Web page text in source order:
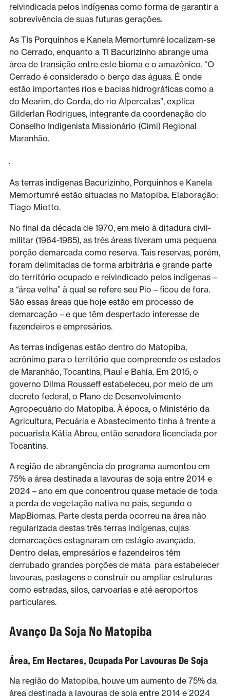
reivindicada pelos indígenas como forma de garantir a
sobrevivência de suas futuras gerações.
As TIs Porquinhos e Kanela Memortumré localizam-se
no Cerrado, enquanto a TI Bacurizinho abrange uma
área de transição entre este bioma e o amazônico. “O
Cerrado é considerado o berço das águas. É onde
estão importantes rios e bacias hidrográficas como a
do Mearim, do Corda, do rio Alpercatas”, explica
Gilderlan Rodrigues, integrante da coordenação do
Conselho Indigenista Missionário (Cimi) Regional
Maranhão.
As terras indígenas Bacurizinho, Porquinhos e Kanela
Memortumré estão situadas no Matopiba. Elaboração:
Tiago Miotto.
No final da década de 1970, em meio à ditadura civil-
militar (1964-1985), as três áreas tiveram uma pequena
porção demarcada como reserva. Tais reservas, porém,
foram delimitadas de forma arbitrária e grande parte
do território ocupado e reivindicado pelos indígenas –
a “área velha” à qual se refere seu Pio – ficou de fora.
São essas áreas que hoje estão em processo de
demarcação – e que têm despertado interesse de
fazendeiros e empresários.
As terras indígenas estão dentro do Matopiba,
acrônimo para o território que compreende os estados
de Maranhão, Tocantins, Piauí e Bahia. Em 2015, o
governo Dilma Rousseff estabeleceu, por meio de um
decreto federal, o Plano de Desenvolvimento
Agropecuário do Matopiba. À época, o Ministério da
Agricultura, Pecuária e Abastecimento tinha à frente a
pecuarista Kátia Abreu, então senadora licenciada por
Tocantins.
A região de abrangência do programa aumentou em
75% a área destinada a lavouras de soja entre 2014 e
2024 – ano em que concentrou quase metade de toda
a perda de vegetação nativa no país, segundo o
MapBiomas. Parte desta perda ocorreu na área não
regularizada destas três terras indígenas, cujas
demarcações estagnaram em estágio avançado.
Dentro delas, empresários e fazendeiros têm
derrubado grandes porções de mata para estabelecer
lavouras, pastagens e construir ou ampliar estruturas
como estradas, silos, carvoarias e até aeroportos
particulares.
Avanço Da Soja No Matopiba
Área, Em Hectares, Ocupada Por Lavouras De Soja
Na região do Matopiba, houve um aumento de 75% da
área destinada a lavouras de soja entre 2014 e 2024